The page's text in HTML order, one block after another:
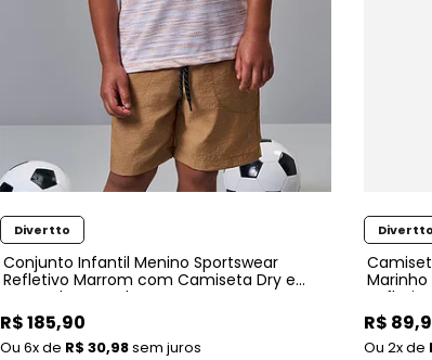
Conjunto Infantil Menino Sportswear
Refletivo Marrom com Camiseta Dry e
Bermuda em Nylon
Divertto
R$ 185,90
6xde R$ 30,98sem juros
Refletivo
Divertto
R$
2xde